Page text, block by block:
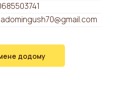
додому